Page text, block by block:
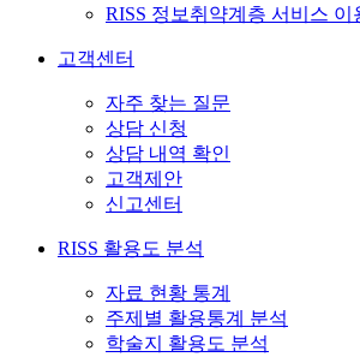
RISS 정보취약계층 서비스 이
고객센터
자주 찾는 질문
상담 신청
상담 내역 확인
고객제안
신고센터
RISS 활용도 분석
자료 현황 통계
주제별 활용통계 분석
학술지 활용도 분석